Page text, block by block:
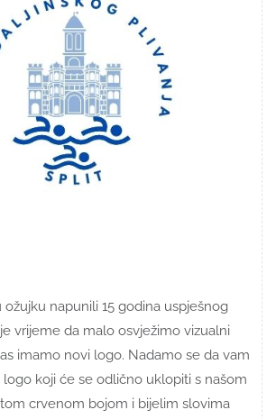
napunili 15 godina uspješnog
vrijeme da malo osvježimo vizualni
imamo novi logo. Nadamo se da vam
logo koji će se odlično uklopiti s našom
crvenom bojom i bijelim slovima